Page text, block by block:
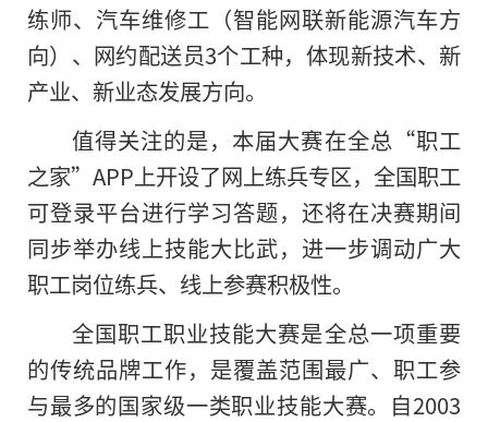
练师、汽车维修工（智能网联新能源汽车方
向）、网约配送员3个工种，体现新技术、新
产业、新业态发展方向。
值得关注的是，本届大赛在全总“职工
之家”APP上开设了网上练兵专区，全国职工
可登录平台进行学习答题，还将在决赛期间
同步举办线上技能大比武，进一步调动广大
职工岗位练兵、线上参赛积极性。
全国职工职业技能大赛是全总一项重要
的传统品牌工作，是覆盖范围最广、职工参
与最多的国家级一类职业技能大赛。自2003